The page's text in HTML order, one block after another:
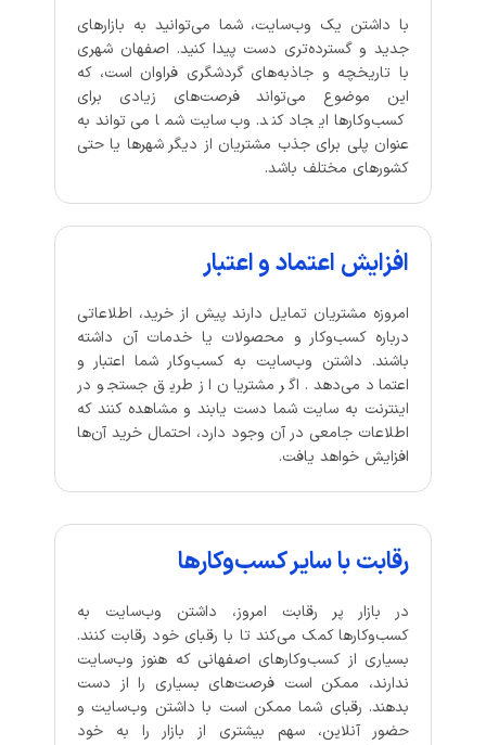
با داشتن یک وب‌سایت، شما می‌توانید به بازارهای
جدید و گسترده‌تری دست پیدا کنید. اصفهان شهری
با تاریخچه و جاذبه‌های گردشگری فراوان است، که
این موضوع می‌تواند فرصت‌های زیادی برای
کسب‌وکارها ایجاد کند. وب‌سایت شما می‌تواند به
عنوان پلی برای جذب مشتریان از دیگر شهرها یا حتی
کشورهای مختلف باشد.
افزایش اعتماد و اعتبار
امروزه مشتریان تمایل دارند پیش از خرید، اطلاعاتی
درباره کسب‌وکار و محصولات یا خدمات آن داشته
باشند. داشتن وب‌سایت به کسب‌وکار شما اعتبار و
اعتماد می‌دهد. اگر مشتریان از طریق جستجو در
اینترنت به سایت شما دست یابند و مشاهده کنند که
اطلاعات جامعی در آن وجود دارد، احتمال خرید آن‌ها
افزایش خواهد یافت.
رقابت با سایر کسب‌وکارها
در بازار پر رقابت امروز، داشتن وب‌سایت به
کسب‌وکارها کمک می‌کند تا با رقبای خود رقابت کنند.
بسیاری از کسب‌وکارهای اصفهانی که هنوز وب‌سایت
ندارند، ممکن است فرصت‌های بسیاری را از دست
بدهند. رقبای شما ممکن است با داشتن وب‌سایت و
حضور آنلاین، سهم بیشتری از بازار را به خود